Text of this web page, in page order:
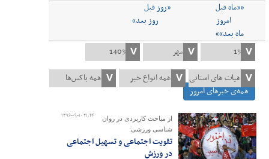
««ماه قبل
«روز قبل
امروز
روز بعد»
ماه بعد»»
همه‌ی خبرهای امروز
۱۳۹۶-۰۹-۱۰ ۲۱:۴۴
از مباحث کاربردی در روان
شناسی ورزشی:
تقویت اجتماعی و تسهیل اجتماعی
در ورزش